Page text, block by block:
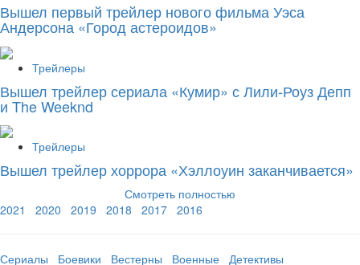
Вышел первый трейлер нового фильма Уэса
Андерсона «Город астероидов»
Трейлеры
Вышел трейлер сериала «Кумир» с Лили-Роуз Депп
и The Weeknd
Трейлеры
Вышел трейлер хоррора «Хэллоуин заканчивается»
Смотреть полностью
2021
2020 2019 2018 2017 2016
Сериалы Боевики Вестерны Военные Детективы